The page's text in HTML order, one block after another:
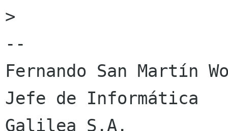
>
--
Fernando San Martín
Jefe de Informática
Galilea S.A.